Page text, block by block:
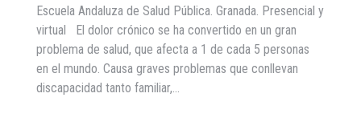
Escuela Andaluza de Salud Pública. Granada. Presencial y
virtual El dolor crónico se ha convertido en un gran
problema de salud, que afecta a 1 de cada 5 personas
en el mundo. Causa graves problemas que conllevan
discapacidad tanto familiar,…